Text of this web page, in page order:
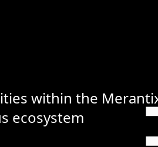
within the
ecosystem